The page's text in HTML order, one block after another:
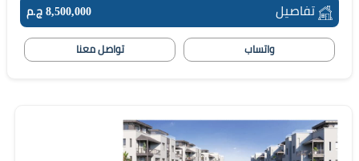
تفاصيل 8,500,000 ج.م
واتساب تواصل معنا